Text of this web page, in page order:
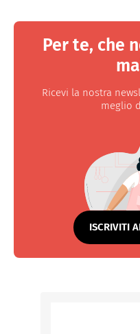
Per te, che
Ricevi la nostra
meglio
ISCRIVITI